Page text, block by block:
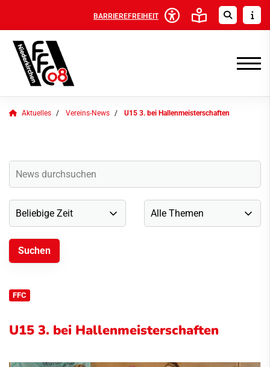
BARRIEREFREIHEIT
Aktuelles Vereins-News U15 3. bei Hallenmeisterschaften
FFC
U15 3. bei Hallenmeisterschaften